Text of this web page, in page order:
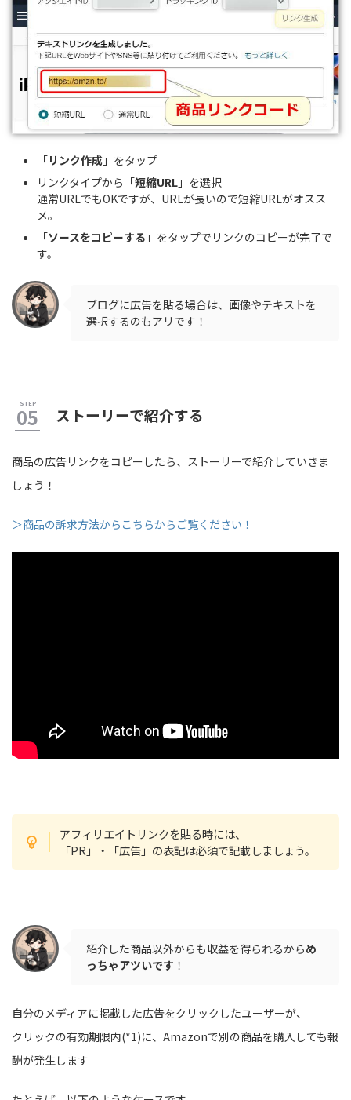
「リンク作成 」をタップ
リンクタイプから「短縮URL 」を選択
通常URLでもOKですが、URLが長いので短縮URLがオスス
メ。
「ソースをコピーする 」をタップでリンクのコピーが完了で
す。
ブログに広告を貼る場合は、画像やテキストを
選択するのもアリです！
ストーリーで紹介する
商品の広告リンクをコピーしたら、ストーリーで紹介していきま
しょう！
＞商品の訴求方法からこちらからご覧ください！
アフィリエイトリンクを貼る時には、
「PR」・「広告」の表記は必須で記載しましょう。
紹介した商品以外からも収益を得られるからめ
っちゃアツいです ！
自分のメディアに掲載した広告をクリックしたユーザーが、
クリックの有効期限内(*1)に、Amazonで別の商品を購入しても報
酬が発生します